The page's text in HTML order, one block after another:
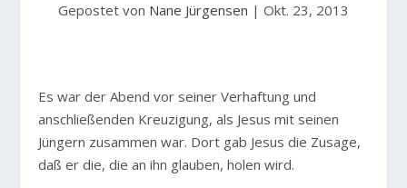
Gepostet von Nane Jürgensen | Okt. 23, 2013
Es war der Abend vor seiner Verhaftung und
anschließenden Kreuzigung, als Jesus mit seinen
Jüngern zusammen war. Dort gab Jesus die Zusage,
daß er die, die an ihn glauben, holen wird.